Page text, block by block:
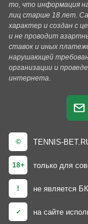
то, что информация
лиц старше 18 лет.
характер и создан с
и не проводит
ставок и иных
нарушающей
организации и
интернета.
© TENNIS-
18+ только для
! не является
✓ на сайте